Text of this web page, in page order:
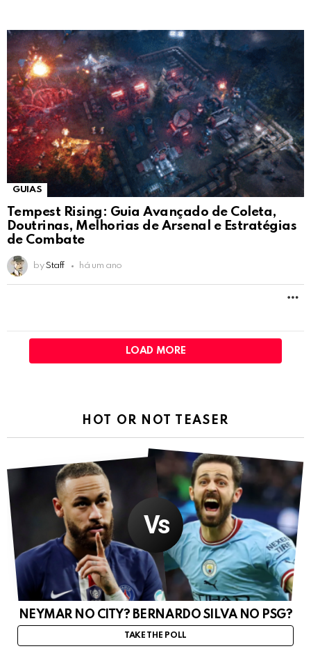
GUIAS
Tempest Rising: Guia Avançado de Coleta,
Doutrinas, Melhorias de Arsenal e Estratégias
de Combate
by Staff há um ano
LOAD MORE
HOT OR NOT TEASER
NEYMAR NO CITY? BERNARDO SILVA NO PSG?
TAKE THE POLL